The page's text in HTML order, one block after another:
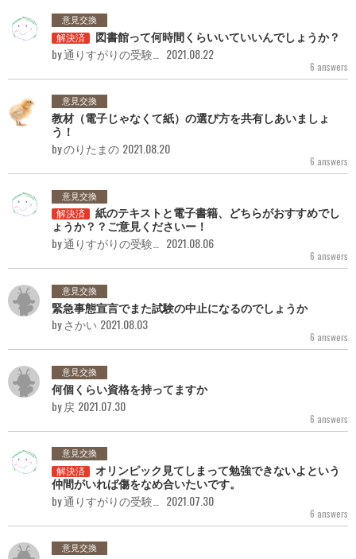
意見交換
解決済 図書館って何時間くらいいていいんでしょうか？
2021.08.22
6 answers
意見交換
教材（電子じゃなくて紙）の選び方を共有しあいましょ
う！
by のりたまの 2021.08.20
6 answers
意見交換
解決済
紙のテキストと電子書籍、どちらがおすすめでし
ょうか？？ご意見くださいー！
by 通りすがりの受験者 2021.08.06
6 answers
意見交換
緊急事態宣言でまた試験の中止になるのでしょうか
by さかい 2021.08.03
6 answers
意見交換
何個くらい資格を持ってますか
by 戻 2021.07.30
6 answers
意見交換
解決済
オリンピック見てしまって勉強できないよという
仲間がいれば傷をなめ合いたいです。
2021.07.30
6 answers
意見交換